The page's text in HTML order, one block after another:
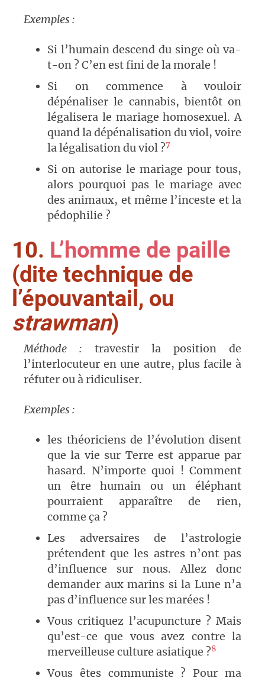
Exemples :
Si l’humain descend du singe où va-
t-on ? C’en est fini de la morale !
Si on commence à vouloir
dépénaliser le cannabis, bientôt on
légalisera le mariage homosexuel. A
quand la dépénalisation du viol, voire
la légalisation du viol ?7
Si on autorise le mariage pour tous,
alors pourquoi pas le mariage avec
des animaux, et même l’inceste et la
pédophilie ?
10. L’homme de paille
(dite technique de
l’épouvantail, ou
strawman)
Méthode : travestir la position de
l’interlocuteur en une autre, plus facile à
réfuter ou à ridiculiser.
Exemples :
les théoriciens de l’évolution disent
que la vie sur Terre est apparue par
hasard. N’importe quoi ! Comment
un être humain ou un éléphant
pourraient apparaître de rien,
comme ça ?
Les adversaires de l’astrologie
prétendent que les astres n’ont pas
d’influence sur nous. Allez donc
demander aux marins si la Lune n’a
pas d’influence sur les marées !
Vous critiquez l’acupuncture ? Mais
qu’est-ce que vous avez contre la
merveilleuse culture asiatique ?8
Vous êtes communiste ? Pour ma